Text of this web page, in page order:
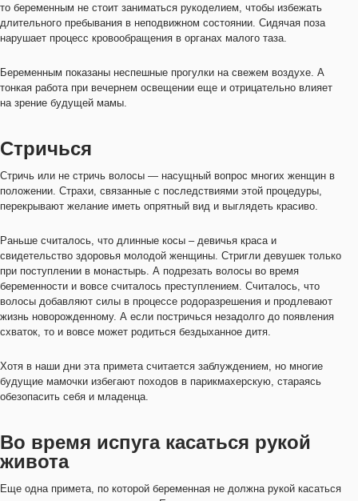
то беременным не стоит заниматься рукоделием, чтобы избежать
длительного пребывания в неподвижном состоянии. Сидячая поза
нарушает процесс кровообращения в органах малого таза.
Беременным показаны неспешные прогулки на свежем воздухе. А
тонкая работа при вечернем освещении еще и отрицательно влияет
на зрение будущей мамы.
Стричься
Стричь или не стричь волосы — насущный вопрос многих женщин в
положении. Страхи, связанные с последствиями этой процедуры,
перекрывают желание иметь опрятный вид и выглядеть красиво.
Раньше считалось, что длинные косы – девичья краса и
свидетельство здоровья молодой женщины. Стригли девушек только
при поступлении в монастырь. А подрезать волосы во время
беременности и вовсе считалось преступлением. Считалось, что
волосы добавляют силы в процессе родоразрешения и продлевают
жизнь новорожденному. А если постричься незадолго до появления
схваток, то и вовсе может родиться бездыханное дитя.
Хотя в наши дни эта примета считается заблуждением, но многие
будущие мамочки избегают походов в парикмахерскую, стараясь
обезопасить себя и младенца.
Во время испуга касаться рукой
живота
Еще одна примета, по которой беременная не должна рукой касаться